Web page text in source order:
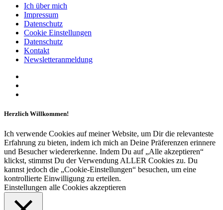
Ich über mich
Impressum
Datenschutz
Cookie Einstellungen
Datenschutz
Kontakt
Newsletteranmeldung
Herzlich Willkommen!
Ich verwende Cookies auf meiner Website, um Dir die relevanteste
Erfahrung zu bieten, indem ich mich an Deine Präferenzen erinnere
und Besucher wiedererkenne. Indem Du auf „Alle akzeptieren“
klickst, stimmst Du der Verwendung ALLER Cookies zu. Du
kannst jedoch die „Cookie-Einstellungen“ besuchen, um eine
kontrollierte Einwilligung zu erteilen.
Einstellungen alle Cookies akzeptieren